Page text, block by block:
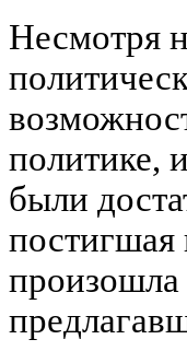
Несмотря
политике,
были
постигшая
произошла